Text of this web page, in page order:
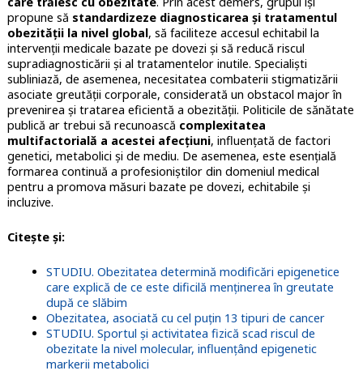
propune să standardizeze diagnosticarea și tratamentul
obezității la nivel global, să faciliteze accesul echitabil la
intervenții medicale bazate pe dovezi și să reducă riscul
supradiagnosticării și al tratamentelor inutile. Specialiști
subliniază, de asemenea, necesitatea combaterii stigmatizării
asociate greutății corporale, considerată un obstacol major în
prevenirea și tratarea eficientă a obezității. Politicile de sănătate
publică ar trebui să recunoască complexitatea
multifactorială a acestei afecțiuni, influențată de factori
genetici, metabolici și de mediu. De asemenea, este esențială
formarea continuă a profesioniștilor din domeniul medical
pentru a promova măsuri bazate pe dovezi, echitabile și
incluzive.
Citește și:
STUDIU. Obezitatea determină modificări epigenetice
care explică de ce este dificilă menţinerea în greutate
după ce slăbim
Obezitatea, asociată cu cel puțin 13 tipuri de cancer
STUDIU. Sportul și activitatea fizică scad riscul de
obezitate la nivel molecular, influențând epigenetic
markerii metabolici